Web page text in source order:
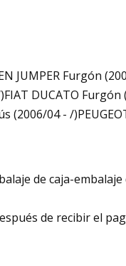
JUMPER Furgón
DUCATO
(2006/04 - /
de caja-
de recibir el